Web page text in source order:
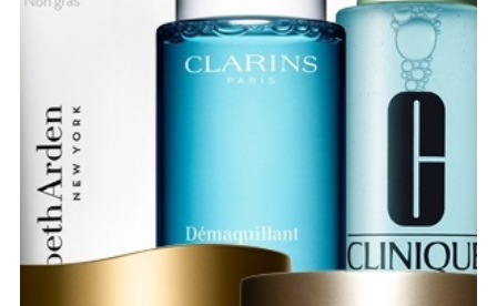
HAUTPFLEGEPRODUKTE
VERSAND
LIEFERKOSTEN